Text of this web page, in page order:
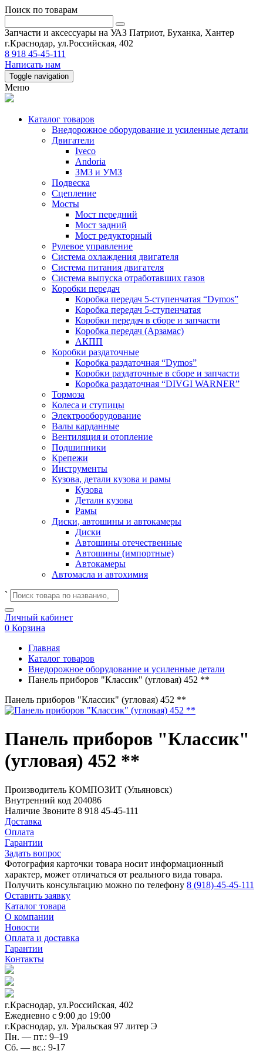
Поиск по товарам
Запчасти и аксессуары на УАЗ Патриот, Буханка, Хантер
г.Краснодар, ул.Российская, 402
8 918 45-45-111
Написать нам
Toggle navigation
Меню
Каталог товаров
Внедорожное оборудование и усиленные детали
Двигатели
Iveco
Andoria
ЗМЗ и УМЗ
Подвеска
Сцепление
Мосты
Мост передний
Мост задний
Мост редукторный
Рулевое управление
Система охлаждения двигателя
Система питания двигателя
Система выпуска отработавших газов
Коробки передач
Коробка передач 5-ступенчатая “Dymos”
Коробка передач 5-ступенчатая
Коробки передач в сборе и запчасти
Коробка передач (Арзамас)
АКПП
Коробки раздаточные
Коробка раздаточная “Dymos”
Коробки раздаточные в сборе и запчасти
Коробка раздаточная “DIVGI WARNER”
Тормоза
Колеса и ступицы
Электрооборудование
Валы карданные
Вентиляция и отопление
Подшипники
Крепежи
Инструменты
Кузова, детали кузова и рамы
Кузова
Детали кузова
Рамы
Диски, автошины и автокамеры
Диски
Автошины отечественные
Автошины (импортные)
Автокамеры
Автомасла и автохимия
`
Личный кабинет
0 Корзина
Главная
Каталог товаров
Внедорожное оборудование и усиленные детали
Панель приборов "Классик" (угловая) 452 **
Панель приборов "Классик" (угловая) 452 **
Панель приборов "Классик"
(угловая) 452 **
Производитель КОМПОЗИТ (Ульяновск)
Внутренний код 204086
Наличие Звоните 8 918 45-45-111
Доставка
Оплата
Гарантии
Задать вопрос
Фотография карточки товара носит информационный
характер, может отличаться от реального вида товара.
Получить консультацию можно по телефону 8 (918)-45-45-111
Оставить заявку
Каталог товара
О компании
Новости
Оплата и доставка
Гарантии
Контакты
г.Краснодар, ул.Российская, 402
Ежедневно c 9:00 до 19:00
г.Краснодар, ул. Уральская 97 литер Э
Пн. — пт.: 9–19
Сб. — вс.: 9-17